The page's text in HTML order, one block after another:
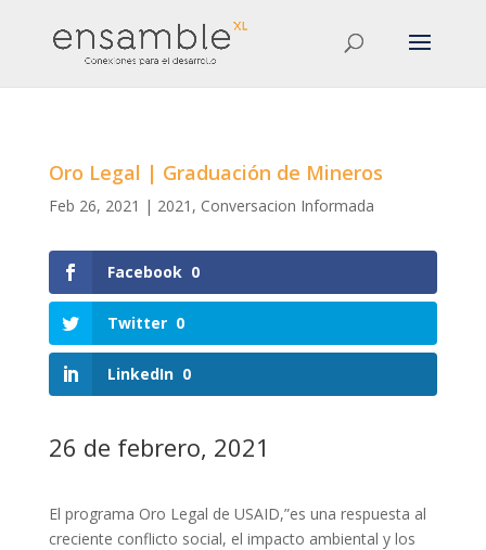
Oro Legal | Graduación de Mineros
Feb 26, 2021 | 2021 , Conversacion Informada
Facebook 0
Twitter 0
LinkedIn 0
26 de febrero, 2021
El programa Oro Legal de USAID,”es una respuesta al
creciente conflicto social, el impacto ambiental y los